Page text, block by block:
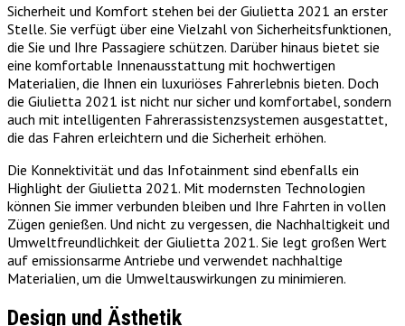
Sicherheit und Komfort stehen bei der Giulietta 2021 an erster
Stelle. Sie verfügt über eine Vielzahl von Sicherheitsfunktionen,
die Sie und Ihre Passagiere schützen. Darüber hinaus bietet sie
eine komfortable Innenausstattung mit hochwertigen
Materialien, die Ihnen ein luxuriöses Fahrerlebnis bieten. Doch
die Giulietta 2021 ist nicht nur sicher und komfortabel, sondern
auch mit intelligenten Fahrerassistenzsystemen ausgestattet,
die das Fahren erleichtern und die Sicherheit erhöhen.
Die Konnektivität und das Infotainment sind ebenfalls ein
Highlight der Giulietta 2021. Mit modernsten Technologien
können Sie immer verbunden bleiben und Ihre Fahrten in vollen
Zügen genießen. Und nicht zu vergessen, die Nachhaltigkeit und
Umweltfreundlichkeit der Giulietta 2021. Sie legt großen Wert
auf emissionsarme Antriebe und verwendet nachhaltige
Materialien, um die Umweltauswirkungen zu minimieren.
Design und Ästhetik